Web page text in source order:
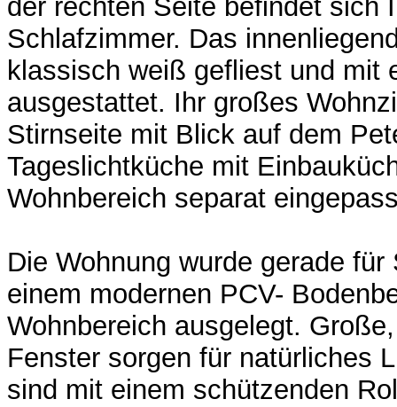
der rechten Seite befindet sich
Schlafzimmer. Das
klassisch weiß gefliest und mit
ausgestattet. Ihr großes
Stirnseite mit Blick auf dem
Tageslichtküche mit
Wohnbereich separat
Die Wohnung wurde gerade
einem modernen PCV-
Wohnbereich ausgelegt.
Fenster sorgen für natürliches
sind mit einem schützenden